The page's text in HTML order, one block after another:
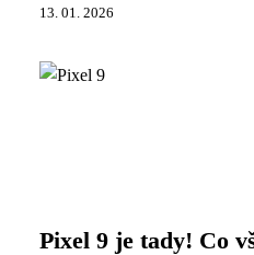
13. 01. 2026
Pixel 9 je tady! Co